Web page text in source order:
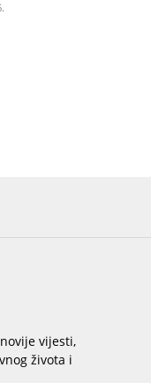
vijesti,
života i